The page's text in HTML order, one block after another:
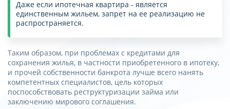
Даже если ипотечная квартира - является
единственным жильем, запрет на ее реализацию не
распространяется.
Таким образом, при проблемах с кредитами для
сохранения жилья, в частности приобретенного в ипотеку,
и прочей собственности банкрота лучше всего нанять
компетентных специалистов, цель которых
поспособствовать реструктуризации займа или
заключению мирового соглашения.